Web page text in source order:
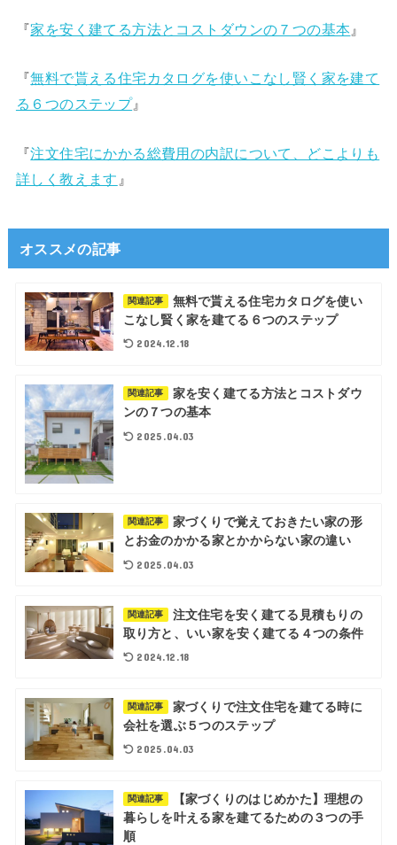
『家を安く建てる方法とコストダウンの７つの基本 』
『無料で貰える住宅カタログを使いこなし賢く家を建て
る６つのステップ』
『注文住宅にかかる総費用の内訳について、どこよりも
詳しく教えます 』
オススメの記事
関連記事
無料で貰える住宅カタログを使い
こなし賢く家を建てる６つのステップ
2024.12.18
関連記事
家を安く建てる方法とコストダウ
ンの７つの基本
2025.04.03
関連記事
家づくりで覚えておきたい家の形
とお金のかかる家とかからない家の違い
2025.04.03
関連記事
注文住宅を安く建てる見積もりの
取り方と、いい家を安く建てる４つの条件
2024.12.18
関連記事
家づくりで注文住宅を建てる時に
会社を選ぶ５つのステップ
2025.04.03
関連記事
【家づくりのはじめかた】理想の
暮らしを叶える家を建てるための３つの手
順